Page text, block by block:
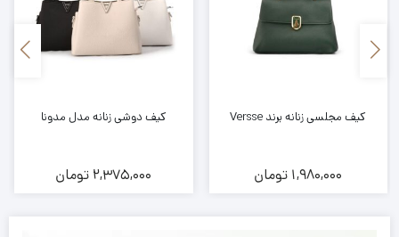
کیف مجلسی زنانه برند Versse
1,980,000 تومان
کیف دوشی زنانه مدل مدونا
2,375,000 تومان